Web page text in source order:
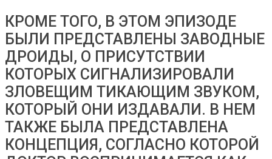
КРОМЕ ТОГО, В ЭТОМ ЭПИЗОДЕ ​​​​
БЫЛИ ПРЕДСТАВЛЕНЫ ЗАВОДНЫЕ
ДРОИДЫ, О ПРИСУТСТВИИ
КОТОРЫХ СИГНАЛИЗИРОВАЛИ
ЗЛОВЕЩИМ ТИКАЮЩИМ ЗВУКОМ,
КОТОРЫЙ ОНИ ИЗДАВАЛИ. В НЕМ
ТАКЖЕ БЫЛА ПРЕДСТАВЛЕНА ​​
КОНЦЕПЦИЯ, СОГЛАСНО КОТОРОЙ